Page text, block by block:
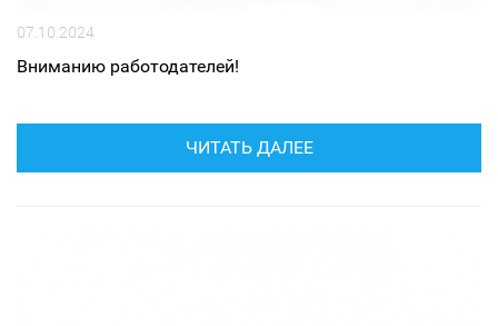
07.10.2024
Вниманию работодателей!
ЧИТАТЬ ДАЛЕЕ